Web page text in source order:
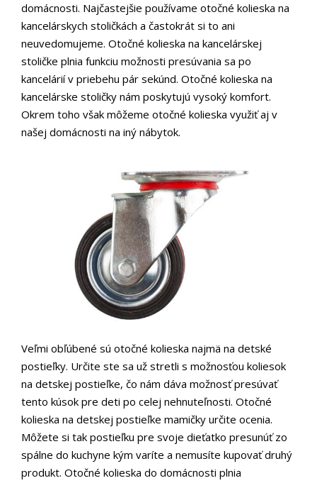
domácnosti. Najčastejšie používame otočné kolieska na
kancelárskych stoličkách a častokrát si to ani
neuvedomujeme. Otočné kolieska na kancelárskej
stoličke plnia funkciu možnosti presúvania sa po
kancelárií v priebehu pár sekúnd. Otočné kolieska na
kancelárske stoličky nám poskytujú vysoký komfort.
Okrem toho však môžeme otočné kolieska využiť aj v
našej domácnosti na iný nábytok.
Veľmi obľúbené sú otočné kolieska najmä na detské
postieľky. Určite ste sa už stretli s možnosťou koliesok
na detskej postieľke, čo nám dáva možnosť presúvať
tento kúsok pre deti po celej nehnuteľnosti. Otočné
kolieska na detskej postieľke mamičky určite ocenia.
Môžete si tak postieľku pre svoje dieťatko presunúť zo
spálne do kuchyne kým varíte a nemusíte kupovať druhý
produkt. Otočné kolieska do domácnosti plnia